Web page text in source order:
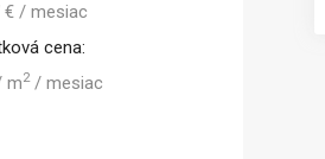
€ / mesiac
cena:
m2/ mesiac